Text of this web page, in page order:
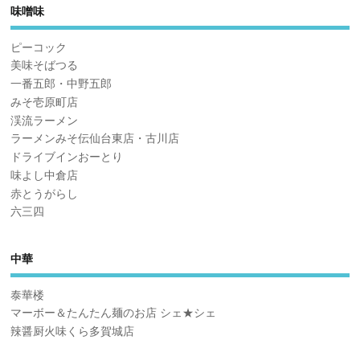
味噌味
ピーコック
美味そばつる
一番五郎・中野五郎
みそ壱原町店
渓流ラーメン
ラーメンみそ伝仙台東店・古川店
ドライブインおーとり
味よし中倉店
赤とうがらし
六三四
中華
泰華楼
マーボー＆たんたん麺のお店 シェ★シェ
辣醤厨火味くら多賀城店